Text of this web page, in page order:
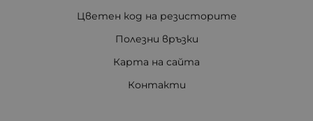
Цветен код на резисторите
Полезни връзки
Карта на сайта
Контакти